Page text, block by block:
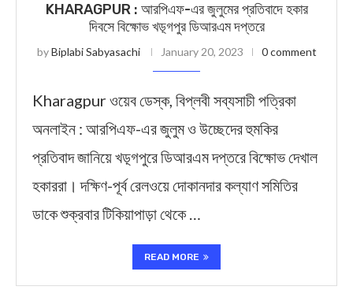
KHARAGPUR : আরপিএফ-এর জুলুমের প্রতিবাদে হকার
দিবসে বিক্ষোভ খড়্গপুর ডিআরএম দপ্তরে
byBiplabi Sabyasachi January 20, 2023 0 comment
Kharagpur ওয়েব ডেস্ক, বিপ্লবী সব্যসাচী পত্রিকা
অনলাইন : আরপিএফ-এর জুলুম ও উচ্ছেদের হুমকির
প্রতিবাদ জানিয়ে খড়্গপুরে ডিআরএম দপ্তরে বিক্ষোভ দেখাল
হকাররা। দক্ষিণ-পূর্ব রেলওয়ে দোকানদার কল্যাণ সমিতির
ডাকে শুক্রবার টিকিয়াপাড়া থেকে …
READ MORE